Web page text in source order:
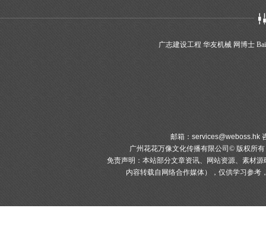
广志建设工程 华友机械 网博士
邮箱：services@weboss.hk
广州花花万像文化传播有限公司© 版权所有
免责声明：本站部分文章资讯、网站资源、素材
内容转载自网络合作媒体），仅供学习参